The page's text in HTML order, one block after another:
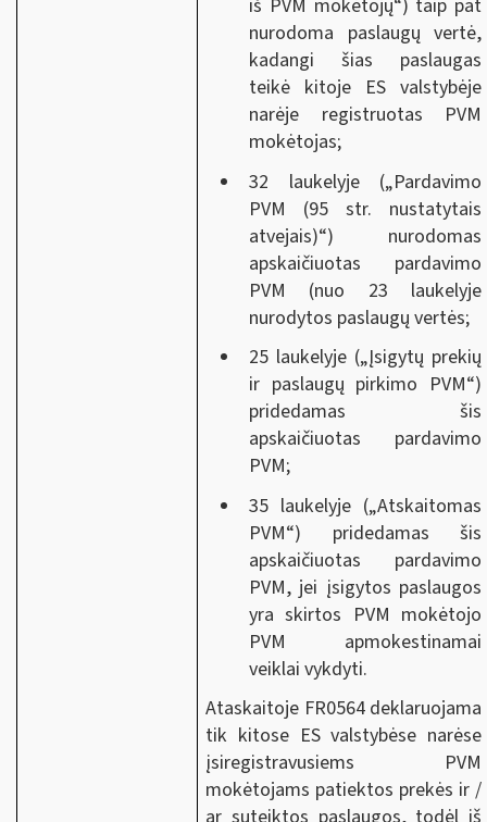
iš PVM mokėtojų“) taip pat
nurodoma paslaugų vertė,
kadangi šias paslaugas
teikė kitoje ES valstybėje
narėje registruotas PVM
mokėtojas;
32 laukelyje („Pardavimo
PVM (95 str. nustatytais
atvejais)“) nurodomas
apskaičiuotas pardavimo
PVM (nuo 23 laukelyje
nurodytos paslaugų vertės;
25 laukelyje („Įsigytų prekių
ir paslaugų pirkimo PVM“)
pridedamas šis
apskaičiuotas pardavimo
PVM;
35 laukelyje („Atskaitomas
PVM“) pridedamas šis
apskaičiuotas pardavimo
PVM, jei įsigytos paslaugos
yra skirtos PVM mokėtojo
PVM apmokestinamai
veiklai vykdyti.
Ataskaitoje FR0564 deklaruojama
tik kitose ES valstybėse narėse
įsiregistravusiems PVM
mokėtojams patiektos prekės ir /